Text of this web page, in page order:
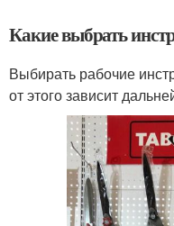
Какие выбрать
Выбирать рабочие
от этого зависит